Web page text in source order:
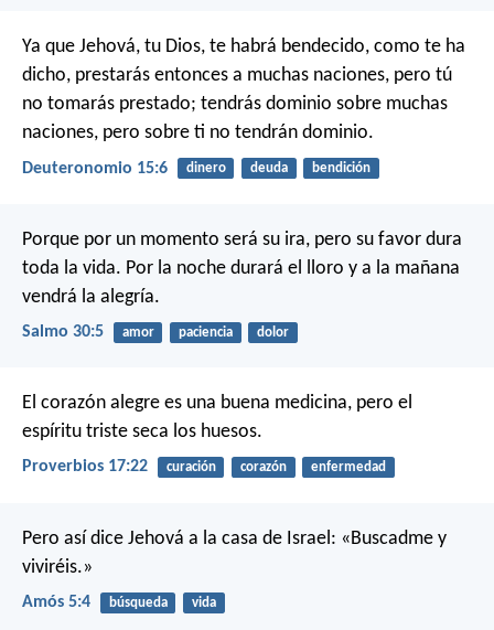
Ya que Jehová, tu Dios, te habrá bendecido, como te ha
dicho, prestarás entonces a muchas naciones, pero tú
no tomarás prestado; tendrás dominio sobre muchas
naciones, pero sobre ti no tendrán dominio.
Deuteronomio 15:6 dinero deuda bendición
Porque por un momento será su ira, pero su favor dura
toda la vida. Por la noche durará el lloro y a la mañana
vendrá la alegría.
Salmo 30:5 amor paciencia dolor
El corazón alegre es una buena medicina, pero el
espíritu triste seca los huesos.
Proverbios 17:22 curación corazón enfermedad
Pero así dice Jehová a la casa de Israel: «Buscadme y
viviréis.»
Amós 5:4 búsqueda vida